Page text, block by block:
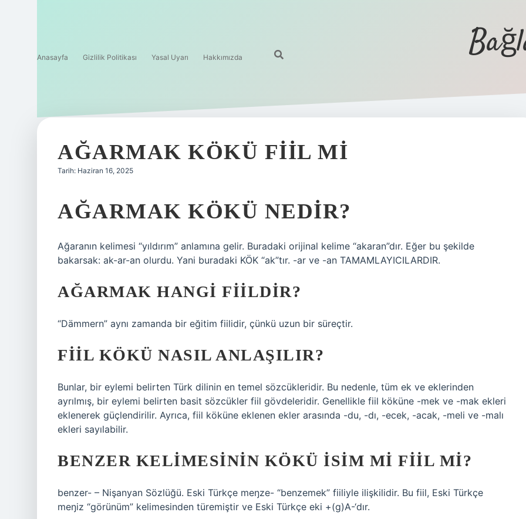
Anasayfa Gizlilik Politikası Yasal Uyarı Hakkımızda
AĞARMAK KÖKÜ FIIL MI
Tarih: Haziran 16, 2025
AĞARMAK KÖKÜ NEDIR?
Ağaranın kelimesi “yıldırım” anlamına gelir. Buradaki orijinal kelime “akaran”dır. Eğer bu şekilde
bakarsak: ak-ar-an olurdu. Yani buradaki KÖK “ak”tır. -ar ve -an TAMAMLAYICILARDIR.
AĞARMAK HANGI FIILDIR?
“Dämmern” aynı zamanda bir eğitim fiilidir, çünkü uzun bir süreçtir.
FIIL KÖKÜ NASIL ANLAŞILIR?
Bunlar, bir eylemi belirten Türk dilinin en temel sözcükleridir. Bu nedenle, tüm ek ve eklerinden
ayrılmış, bir eylemi belirten basit sözcükler fiil gövdeleridir. Genellikle fiil köküne -mek ve -mak ekleri
eklenerek güçlendirilir. Ayrıca, fiil köküne eklenen ekler arasında -du, -dı, -ecek, -acak, -meli ve -malı
ekleri sayılabilir.
BENZER KELIMESININ KÖKÜ ISIM MI FIIL MI?
benzer- – Nişanyan Sözlüğü. Eski Türkçe meŋze- “benzemek” fiiliyle ilişkilidir. Bu fiil, Eski Türkçe
meŋiz “görünüm” kelimesinden türemiştir ve Eski Türkçe eki +(g)A-‘dır.